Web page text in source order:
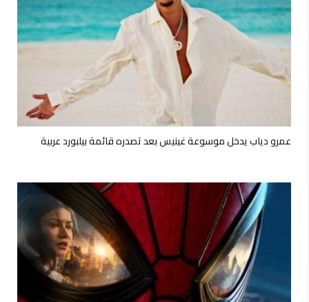
عمرو دياب يدخل موسوعة غينيس بعد تصدره قائمة بيلبورد عربية